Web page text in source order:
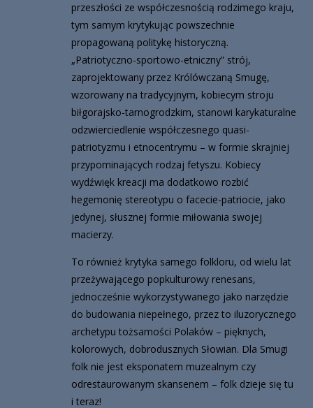
przeszłości ze współczesnością rodzimego kraju,
tym samym krytykując powszechnie
propagowaną politykę historyczną.
„Patriotyczno-sportowo-etniczny” strój,
zaprojektowany przez Królówczaną Smugę,
wzorowany na tradycyjnym, kobiecym stroju
biłgorajsko-tarnogrodzkim, stanowi karykaturalne
odzwierciedlenie współczesnego quasi-
patriotyzmu i etnocentrymu – w formie skrajniej
przypominających rodzaj fetyszu. Kobiecy
wydźwięk kreacji ma dodatkowo rozbić
hegemonię stereotypu o facecie-patriocie, jako
jedynej, słusznej formie miłowania swojej
macierzy.
To również krytyka samego folkloru, od wielu lat
przeżywającego popkulturowy renesans,
jednocześnie wykorzystywanego jako narzędzie
do budowania niepełnego, przez to iluzorycznego
archetypu tożsamości Polaków – pięknych,
kolorowych, dobrodusznych Słowian. Dla Smugi
folk nie jest eksponatem muzealnym czy
odrestaurowanym skansenem – folk dzieje się tu
i teraz!